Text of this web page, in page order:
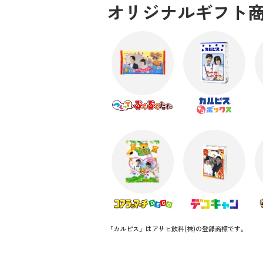
オリジナルギフト
「カルピス」はアサヒ飲料(株)の登録商標です。